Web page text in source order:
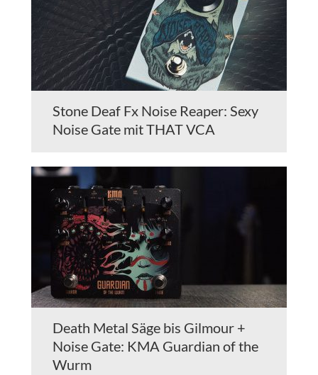
Stone Deaf Fx Noise Reaper: Sexy
Noise Gate mit THAT VCA
Death Metal Säge bis Gilmour +
Noise Gate: KMA Guardian of the
Wurm